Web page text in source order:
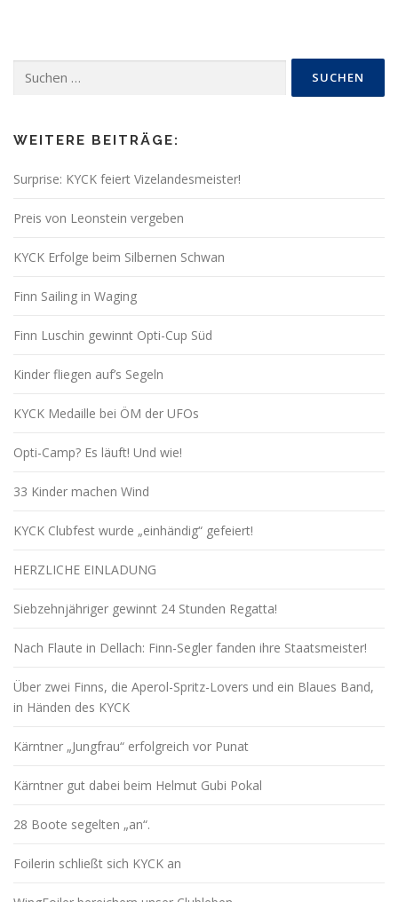
nach:
WEITERE BEITRÄGE:
Surprise: KYCK feiert Vizelandesmeister!
Preis von Leonstein vergeben
KYCK Erfolge beim Silbernen Schwan
Finn Sailing in Waging
Finn Luschin gewinnt Opti-Cup Süd
Kinder fliegen auf’s Segeln
KYCK Medaille bei ÖM der UFOs
Opti-Camp? Es läuft! Und wie!
33 Kinder machen Wind
KYCK Clubfest wurde „einhändig“ gefeiert!
HERZLICHE EINLADUNG
Siebzehnjähriger gewinnt 24 Stunden Regatta!
Nach Flaute in Dellach: Finn-Segler fanden ihre Staatsmeister!
Über zwei Finns, die Aperol-Spritz-Lovers und ein Blaues Band,
in Händen des KYCK
Kärntner „Jungfrau“ erfolgreich vor Punat
Kärntner gut dabei beim Helmut Gubi Pokal
28 Boote segelten „an“.
Foilerin schließt sich KYCK an